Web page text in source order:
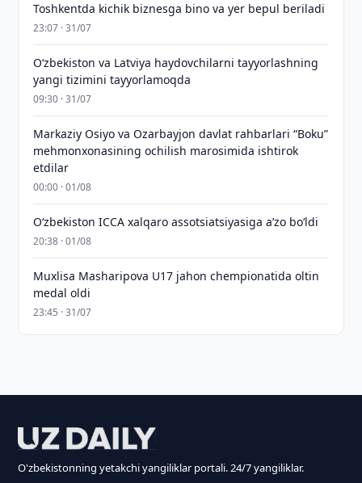
Toshkentda kichik biznesga bino va yer bepul beriladi
23:07 · 31/07
Oʻzbekiston va Latviya haydovchilarni tayyorlashning
yangi tizimini tayyorlamoqda
09:30 · 31/07
Markaziy Osiyo va Ozarbayjon davlat rahbarlari “Boku”
mehmonxonasining ochilish marosimida ishtirok
etdilar
00:00 · 01/08
O‘zbekiston ICCA xalqaro assotsiatsiyasiga aʼzo bo‘ldi
20:38 · 01/08
Muxlisa Masharipova U17 jahon chempionatida oltin
medal oldi
23:45 · 31/07
O'zbekistonning yetakchi yangiliklar portali. 24/7 yangiliklar.